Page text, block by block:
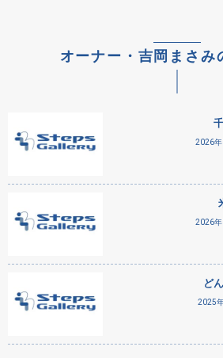
オーナー・吉岡まさみ
2026年
2026年
ど
2025